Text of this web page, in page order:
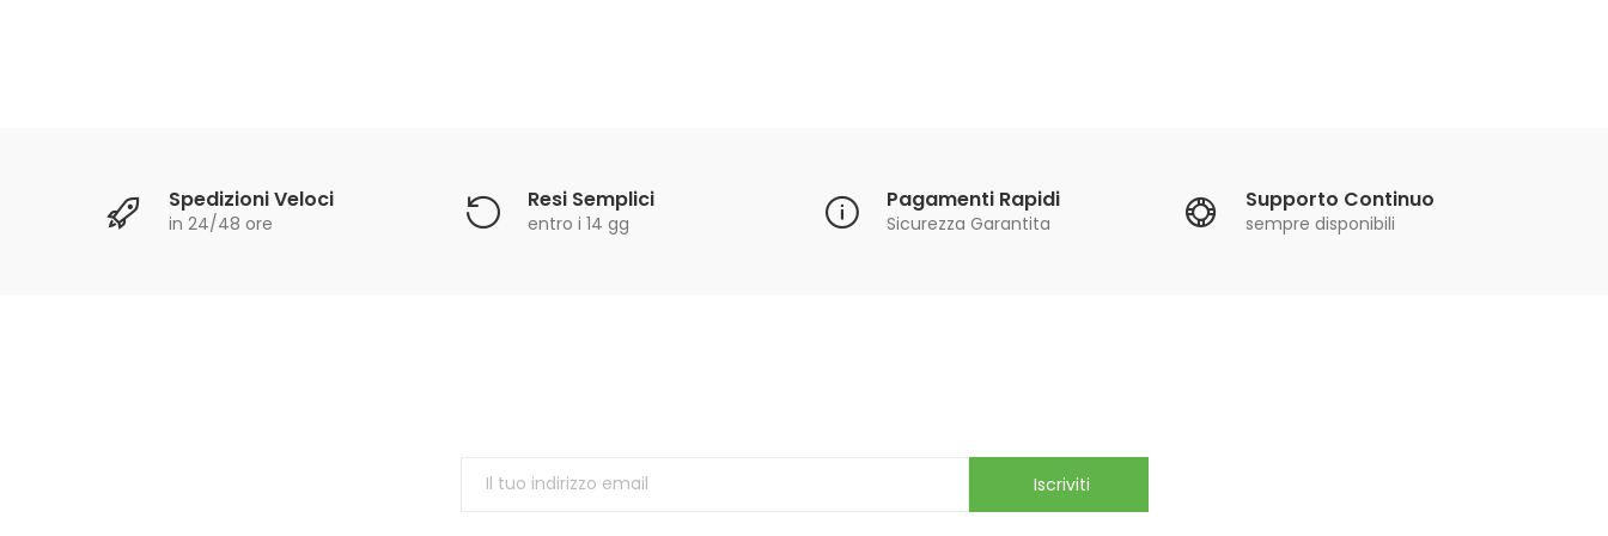
Spedizioni Veloci
in 24/48 ore
Resi Semplici
entro i 14 gg
Pagamenti Rapidi
Sicurezza Garantita
Supporto Continuo
sempre disponibili
Iscriviti